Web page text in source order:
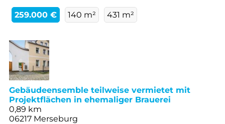
259.000 € 140 m² 431 m²
Gebäudeensemble teilweise vermietet mit
Projektflächen in ehemaliger Brauerei
0,89 km
06217 Merseburg